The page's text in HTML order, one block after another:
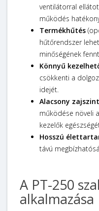
ventilátorral
működés
Termékhűtés
hűtőrendszer
minőségének
Könnyű
csökkenti a
idejét.
Alacsony zajszint
működése növeli
kezelők
Hosszú
távú
A PT-250
alkalmazása